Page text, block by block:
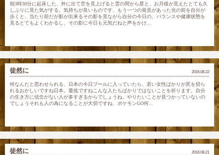
朝3時30分に起床した、外に出て空を見上げると雲の間から星と、お月様が見えたとても久
しぶりに見た気がする。気持ちが良いものです、もう一つの発見があった光の前を自分が
歩くと、当たり前だが影が出来るその影を見ながら自分の今日の、バランスや健康状態を
見るとてもよくわかるし、その影に今日も元気だねと声をかけ...
2016.08.22
徒然に
何なんだと思わせられる、日本の今日プールに入っていたら、若い女性ばかりが尻を切ら
れるおかしいですね日本。最低ですねこんな人たちばかりではないことを祈ります。自分
の生き方に信念がない人が多すぎるからでしょうね。やりたいことが見つかっていないの
でしょうそれも人の為になることが大切ですね、ポケモンGO何...
2016.08.21
徒然に